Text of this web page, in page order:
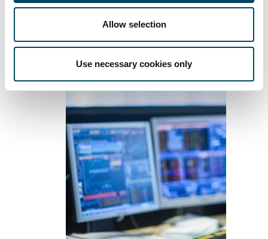
Allow selection
Use necessary cookies only
Finanzmarktprodukten bei Multi Asset
Managern mit Renditenerwarten deutlich
„jenseits der 5“.